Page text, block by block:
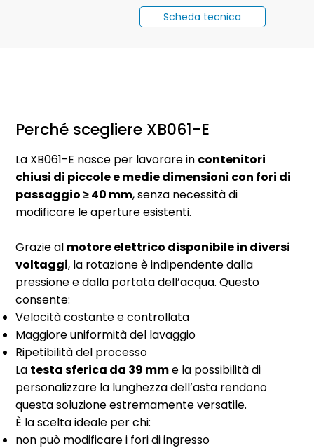
Scheda tecnica
Perché scegliere XB061-E
La XB061-E nasce per lavorare in contenitori
chiusi di piccole e medie dimensioni con fori di
passaggio ≥ 40 mm, senza necessità di
modificare le aperture esistenti.
Grazie al motore elettrico disponibile in diversi
voltaggi, la rotazione è indipendente dalla
pressione e dalla portata dell’acqua. Questo
consente:
Velocità costante e controllata
Maggiore uniformità del lavaggio
Ripetibilità del processo
La testa sferica da 39 mme la possibilità di
personalizzare la lunghezza dell’asta rendono
questa soluzione estremamente versatile.
È la scelta ideale per chi:
non può modificare i fori di ingresso